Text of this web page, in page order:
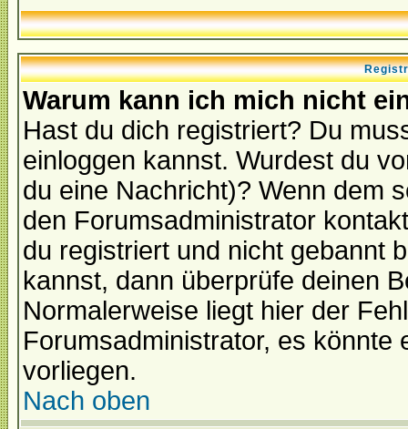
Warum kann ich mich nicht
Hast du dich registriert? Du
einloggen kannst. Wurdest du
du eine Nachricht)? Wenn dem
den Forumsadministrator
du registriert und nicht gebannt
kannst, dann überprüfe deinen
Normalerweise liegt hier der
Forumsadministrator, es könnte
vorliegen.
Nach oben